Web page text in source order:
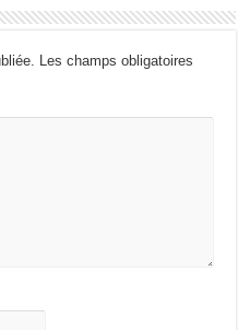
Les champs obligatoires